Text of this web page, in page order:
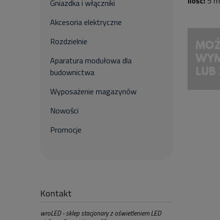
Gniazdka i włączniki
Akcesoria elektryczne
Rozdzielnie
Aparatura modułowa dla
budownictwa
Wyposażenie magazynów
Nowości
Promocje
Kontakt
wroLED - sklep stacjonary z oświetleniem LED